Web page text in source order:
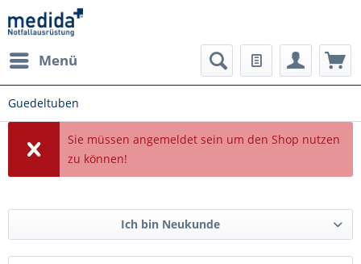
Menü
Guedeltuben
Sie müssen angemeldet sein um den Shop nutzen
zu können!
Ich bin Neukunde